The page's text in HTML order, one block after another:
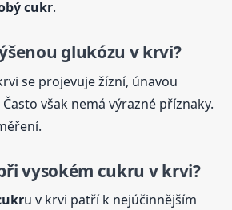
cukr.
glukózu v krvi?
se projevuje žízní, únavou
však nemá výrazné příznaky.
vysokém cukru v krvi?
u v krvi patří k nejúčinnějším